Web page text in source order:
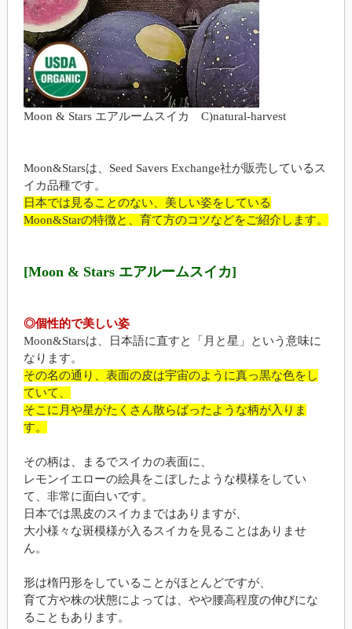
Moon & Stars エアルームスイカ C)natural-harvest
Moon&Starsは、Seed Savers Exchange社が販売しているス
イカ品種です。
日本では見ることのない、美しい姿をしている
Moon&Starの特徴と、育て方のコツなどをご紹介します。
[Moon & Stars エアルームスイカ]
◎個性的で美しい姿
Moon&Starsは、日本語に直すと「月と星」という意味に
なります。
その名の通り、表面の皮は宇宙のように真っ黒な色をし
ていて、
そこに月や星がたくさん散らばったような柄が入りま
す。
その柄は、まるでスイカの表面に、
レモンイエローの絵具をこぼしたような模様をしてい
て、非常に面白いです。
日本では黒皮のスイカまではありますが、
大小様々な斑模様が入るスイカを見ることはありませ
ん。
形は楕円形をしていることがほとんどですが、
育て方や株の状態によっては、やや腰高程度の伸びにな
ることもあります。